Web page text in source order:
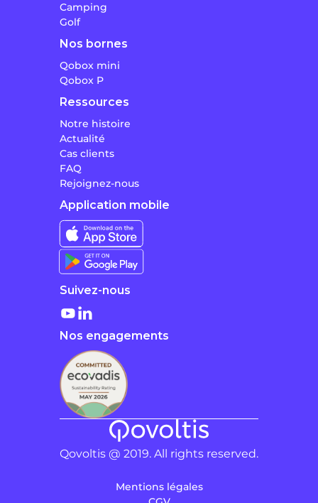
Camping
Golf
Nos bornes
Qobox mini
Qobox P
Ressources
Notre histoire
Actualité
Cas clients
FAQ
Rejoignez-nous
Application mobile
Suivez-nous
Nos engagements
Qovoltis @ 2019. All rights reserved.
Mentions légales